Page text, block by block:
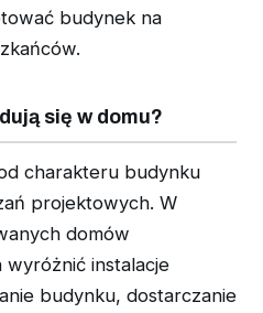
budynek na
się w domu?
charakteru budynku
projektowych. W
domów
instalacje
budynku, dostarczanie